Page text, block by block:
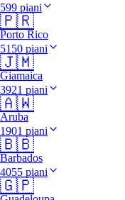
599 piani
🇵🇷
Porto Rico
5150 piani
🇯🇲
Giamaica
3921 piani
🇦🇼
Aruba
1901 piani
🇧🇧
Barbados
4055 piani
🇬🇵